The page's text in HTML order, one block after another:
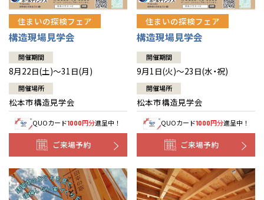
住まいの探検フェア
構造現場見学会
開催期間
8月22日(土)～31日(月)
開催場所
松本市構造見学会
QUOカード1000円分進呈中！
ご来場予約
住まいの探検フェア
構造現場見学会
開催期間
9月1日(火)～23日(水・祝)
開催場所
松本市構造見学会
QUOカード1000円分進呈中！
ご来場予約